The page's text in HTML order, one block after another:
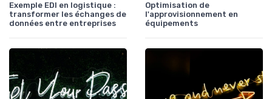
Exemple EDI en logistique :
transformer les échanges de
données entre entreprises
Optimisation de
l'approvisionnement en
équipements